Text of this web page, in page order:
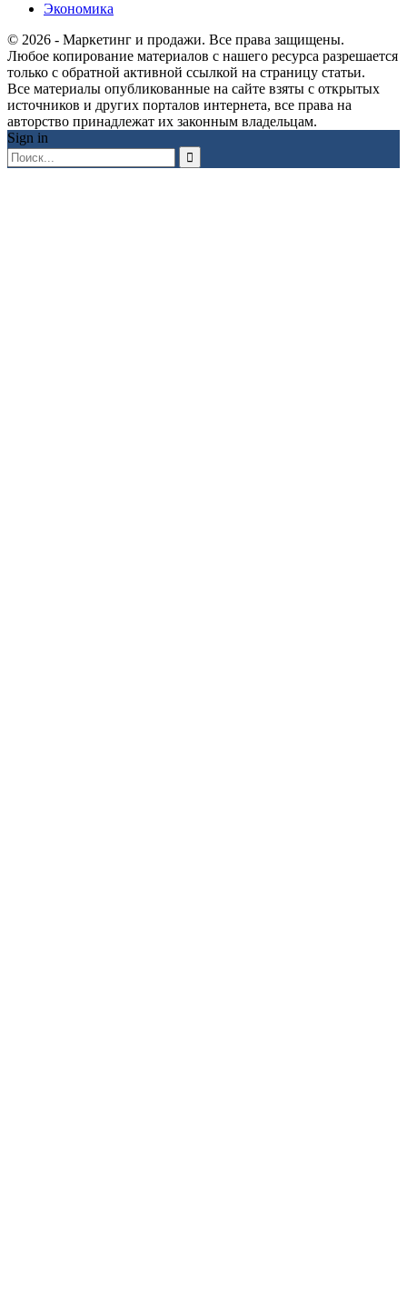
Экономика
© 2026 - Маркетинг и продажи. Все права защищены.
Любое копирование материалов с нашего ресурса разрешается
только с обратной активной ссылкой на страницу статьи.
Все материалы опубликованные на сайте взяты с открытых
источников и других порталов интернета, все права на
авторство принадлежат их законным владельцам.
Sign in